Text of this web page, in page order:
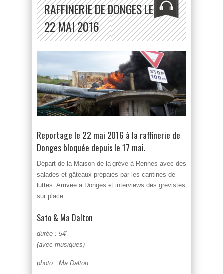
RAFFINERIE DE DONGES LE
22 MAI 2016
Reportage le 22 mai 2016 à la raffinerie de
Donges bloquée depuis le 17 mai.
Départ de la Maison de la grève à Rennes avec des
salades et gâteaux préparés par les cantines de
luttes. Arrivée à Donges et interviews des grévistes
sur place.
Sato & Ma Dalton
durée : 54′
(avec musiques)
photo : Ma Dalton